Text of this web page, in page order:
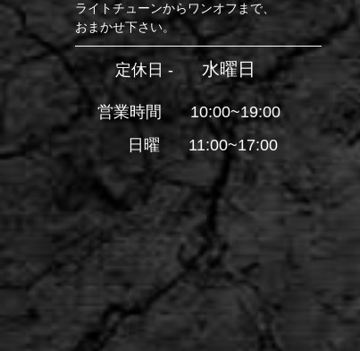
ライトチューンからワンオフまで、
おまかせ下さい。
定休日 - 水曜日
営業時間
10:00~19:00
日曜
11:00~17:00